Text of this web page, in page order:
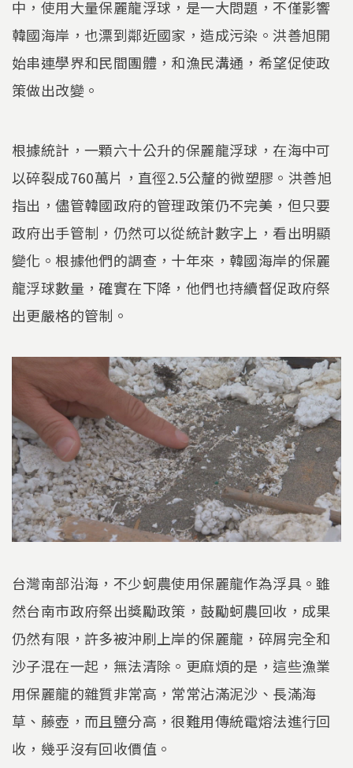
中，使用大量保麗龍浮球，是一大問題，不僅影響
韓國海岸，也漂到鄰近國家，造成污染。洪善旭開
始串連學界和民間團體，和漁民溝通，希望促使政
策做出改變。
根據統計，一顆六十公升的保麗龍浮球，在海中可
以碎裂成760萬片，直徑2.5公釐的微塑膠。洪善旭
指出，儘管韓國政府的管理政策仍不完美，但只要
政府出手管制，仍然可以從統計數字上，看出明顯
變化。根據他們的調查，十年來，韓國海岸的保麗
龍浮球數量，確實在下降，他們也持續督促政府祭
出更嚴格的管制。
台灣南部沿海，不少蚵農使用保麗龍作為浮具。雖
然台南市政府祭出獎勵政策，鼓勵蚵農回收，成果
仍然有限，許多被沖刷上岸的保麗龍，碎屑完全和
沙子混在一起，無法清除。更麻煩的是，這些漁業
用保麗龍的雜質非常高，常常沾滿泥沙、長滿海
草、藤壺，而且鹽分高，很難用傳統電熔法進行回
收，幾乎沒有回收價值。